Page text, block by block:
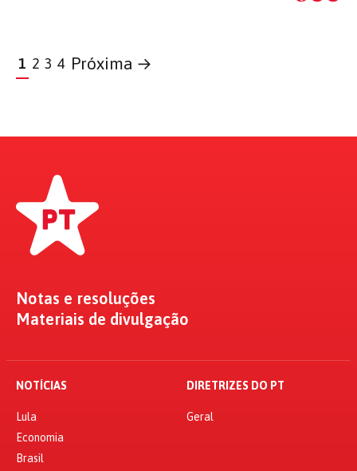
1 2 3 4 Próxima →
Notas e resoluções
Materiais de divulgação
NOTÍCIAS
Lula
Economia
Brasil
DIRETRIZES DO PT
Geral